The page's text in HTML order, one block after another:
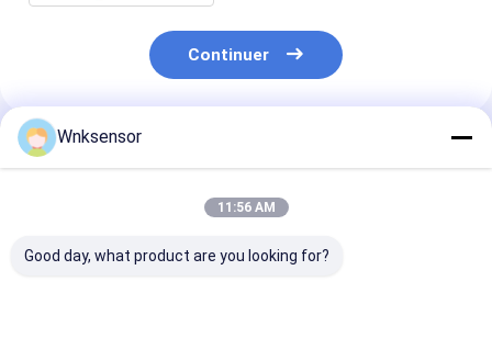
Continuer
Produits Recommandés
Wnksensor
11:56 AM
Good day, what product are you looking for?